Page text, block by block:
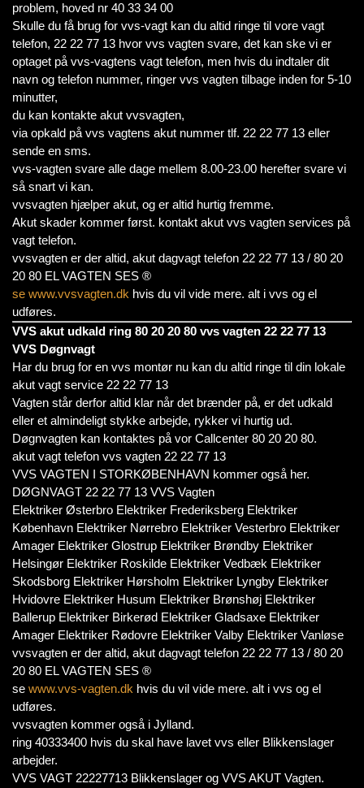
problem, hoved nr 40 33 34 00
Skulle du få brug for vvs-vagt kan du altid ringe til vore vagt
telefon, 22 22 77 13 hvor vvs vagten svare, det kan ske vi er
optaget på vvs-vagtens vagt telefon, men hvis du indtaler dit
navn og telefon nummer, ringer vvs vagten tilbage inden for 5-10
minutter,
du kan kontakte akut vvsvagten,
via opkald på vvs vagtens akut nummer tlf. 22 22 77 13 eller
sende en sms.
vvs-vagten svare alle dage mellem 8.00-23.00 herefter svare vi
så snart vi kan.
vvsvagten hjælper akut, og er altid hurtig fremme.
Akut skader kommer først. kontakt akut vvs vagten services på
vagt telefon.
vvsvagten er der altid, akut dagvagt telefon 22 22 77 13 / 80 20
20 80 EL VAGTEN SES ®
se www.vvsvagten.dk hvis du vil vide mere. alt i vvs og el
udføres.
VVS akut udkald ring 80 20 20 80 vvs vagten 22 22 77 13
VVS Døgnvagt
Har du brug for en vvs montør nu kan du altid ringe til din lokale
akut vagt service 22 22 77 13
Vagten står derfor altid klar når det brænder på, er det udkald
eller et almindeligt stykke arbejde, rykker vi hurtig ud.
Døgnvagten kan kontaktes på vor Callcenter 80 20 20 80.
akut vagt telefon vvs vagten 22 22 77 13
VVS VAGTEN I STORKØBENHAVN kommer også her.
DØGNVAGT 22 22 77 13 VVS Vagten
Elektriker Østerbro Elektriker Frederiksberg Elektriker
København Elektriker Nørrebro Elektriker Vesterbro Elektriker
Amager Elektriker Glostrup Elektriker Brøndby Elektriker
Helsingør Elektriker Roskilde Elektriker Vedbæk Elektriker
Skodsborg Elektriker Hørsholm Elektriker Lyngby Elektriker
Hvidovre Elektriker Husum Elektriker Brønshøj Elektriker
Ballerup Elektriker Birkerød Elektriker Gladsaxe Elektriker
Amager Elektriker Rødovre Elektriker Valby Elektriker Vanløse
vvsvagten er der altid, akut dagvagt telefon 22 22 77 13 / 80 20
20 80 EL VAGTEN SES ®
se www.vvs-vagten.dk hvis du vil vide mere. alt i vvs og el
udføres.
vvsvagten kommer også i Jylland.
ring 40333400 hvis du skal have lavet vvs eller Blikkenslager
arbejder.
VVS VAGT 22227713 Blikkenslager og VVS AKUT Vagten.